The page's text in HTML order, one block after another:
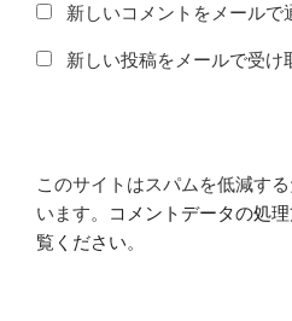
新しいコメントをメールで
新しい投稿をメールで受け
このサイトはスパムを低減す
います。
コメントデータの処
覧ください。